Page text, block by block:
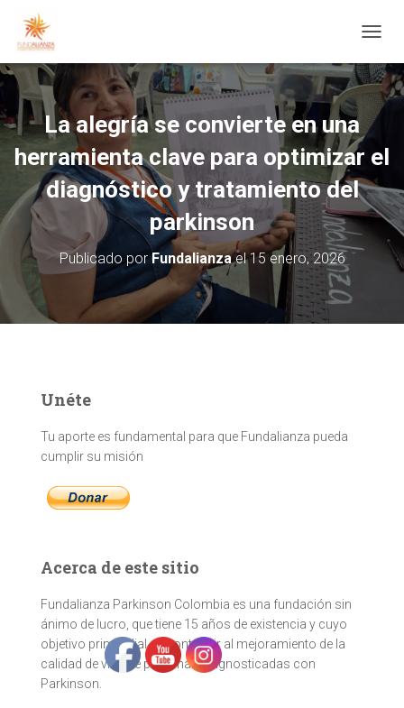
La alegría se convierte en una
herramienta clave para optimizar el
diagnóstico y tratamiento del
parkinson
Publicado porFundalianzael15 enero, 2026
Unéte
Tu aporte es fundamental para que Fundalianza pueda
cumplir su misión
Acerca de este sitio
Fundalianza Parkinson Colombia es una fundación sin
ánimo de lucro, que tiene 15 años de existencia y cuyo
objetivo primordial es contribuir al mejoramiento de la
calidad de vida de personas diagnosticadas con
Parkinson.